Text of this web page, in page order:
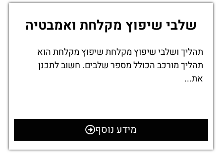
שלבי שיפוץ מקלחת ואמבטיה
תהליך ושלבי שיפוץ מקלחת שיפוץ מקלחת הוא
תהליך מורכב הכולל מספר שלבים. חשוב לתכנן
את...
מידע נוסף